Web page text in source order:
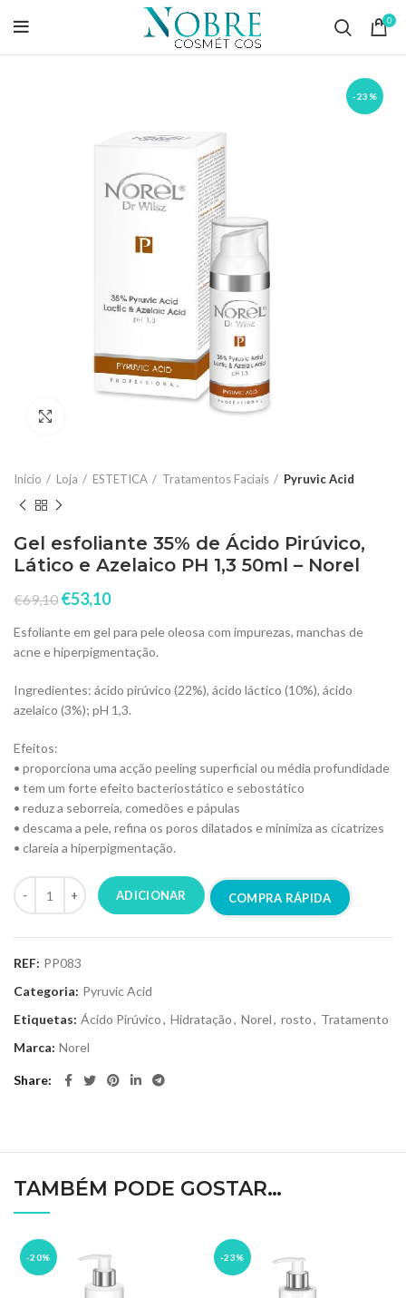
0
-23%
Início Loja ESTETICA Tratamentos Faciais Pyruvic Acid
Gel esfoliante 35% de Ácido Pirúvico,
Lático e Azelaico PH 1,3 50ml – Norel
€69,10 €53,10
Esfoliante em gel para pele oleosa com impurezas, manchas de
acne e hiperpigmentação.
Ingredientes: ácido pirúvico (22%), ácido láctico (10%), ácido
azelaico (3%); pH 1,3.
Efeitos:
• proporciona uma acção peeling superficial ou média profundidade
• tem um forte efeito bacteriostático e sebostático
• reduz a seborreia, comedões e pápulas
• descama a pele, refina os poros dilatados e minimiza as cicatrizes
• clareia a hiperpigmentação.
ADICIONAR COMPRA RÁPIDA
REF: PP083
Categoria: Pyruvic Acid
Etiquetas: Ácido Pirúvico, Hidratação, Norel, rosto, Tratamento
Marca: Norel
Share
TAMBÉM PODE GOSTAR…
-20% -23%